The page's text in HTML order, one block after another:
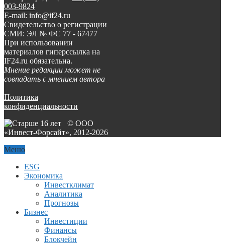
003-9824
E-mail: info@if24.ru
Свидетельство о регистрации
СМИ: ЭЛ № ФС 77 - 67477
При использовании
материалов гиперссылка на
IF24.ru обязательна.
Мнение редакции может не
совпадать с мнением автора
Политика
конфиденциальности
© ООО
«Инвест-Форсайт», 2012-2026
Меню
ESG
Экономика
Инвестклимат
Аналитика
Прогнозы
Бизнес
Инвестиции
Финансы
Блокчейн